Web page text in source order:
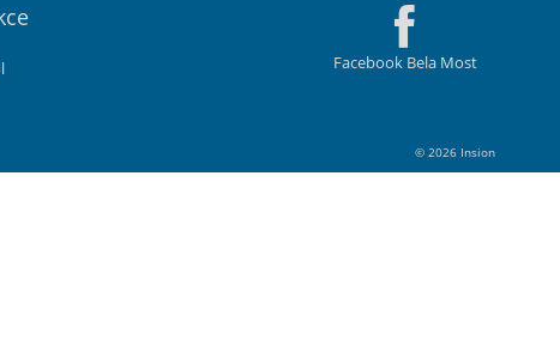
Facebook Bela Most
© 2026 Insion